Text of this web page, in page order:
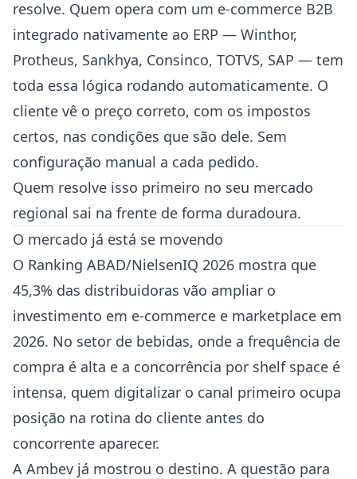
resolve. Quem opera com um e-commerce B2B
integrado nativamente ao ERP — Winthor,
Protheus, Sankhya, Consinco, TOTVS, SAP — tem
toda essa lógica rodando automaticamente. O
cliente vê o preço correto, com os impostos
certos, nas condições que são dele. Sem
configuração manual a cada pedido.
Quem resolve isso primeiro no seu mercado
regional sai na frente de forma duradoura.
O mercado já está se movendo
O Ranking ABAD/NielsenIQ 2026 mostra que
45,3% das distribuidoras vão ampliar o
investimento em e-commerce e marketplace em
2026. No setor de bebidas, onde a frequência de
compra é alta e a concorrência por shelf space é
intensa, quem digitalizar o canal primeiro ocupa
posição na rotina do cliente antes do
concorrente aparecer.
A Ambev já mostrou o destino. A questão para